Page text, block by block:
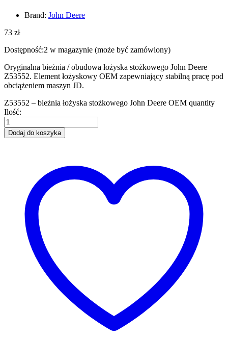
Brand: John Deere
73 zł
Dostępność:2 w magazynie (może być zamówiony)
Oryginalna bieżnia / obudowa łożyska stożkowego John Deere
Z53552. Element łożyskowy OEM zapewniający stabilną pracę pod
obciążeniem maszyn JD.
Z53552 – bieżnia łożyska stożkowego John Deere OEM quantity
Ilość:
Dodaj do koszyka